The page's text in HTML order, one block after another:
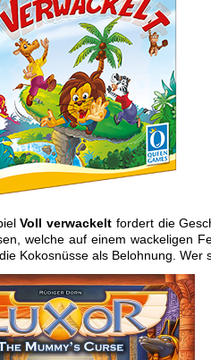
Voll verwackelt fordert die
welche auf einem wackeligen
Kokosnüsse als Belohnung. Wer